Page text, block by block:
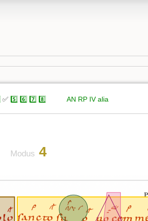
✅ 5️⃣ 6️⃣ 7️⃣ 8️⃣ AN RP IV alia
Modus 4